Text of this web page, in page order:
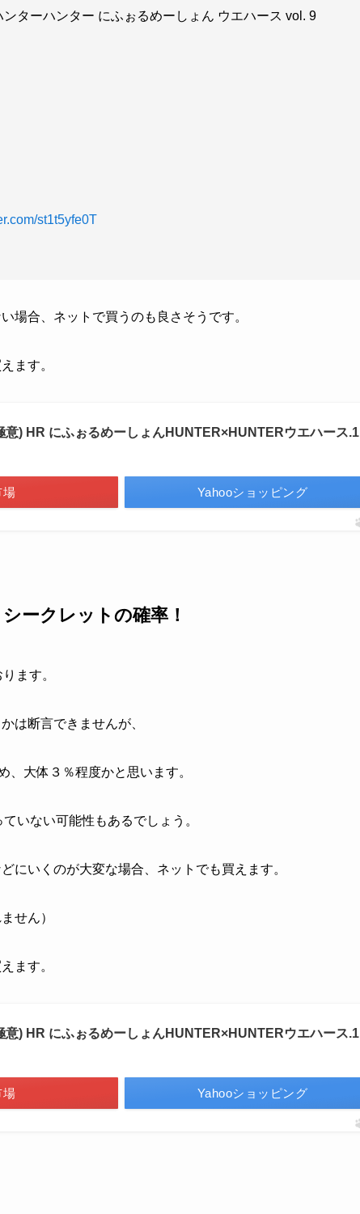
ターハンター にふぉるめーしょん ウエハース vol. 9
st1t5yfe0T
場合、ネットで買うのも良さそうです。
ます。
意) HR にふぉるめーしょんHUNTER×HUNTERウエハース.1
場 Yahooショッピング
ークレットの確率！
ます。
は断言できませんが、
大体３％程度かと思います。
いない可能性もあるでしょう。
にいくのが大変な場合、ネットでも買えます。
せん）
ます。
意) HR にふぉるめーしょんHUNTER×HUNTERウエハース.1
場 Yahooショッピング